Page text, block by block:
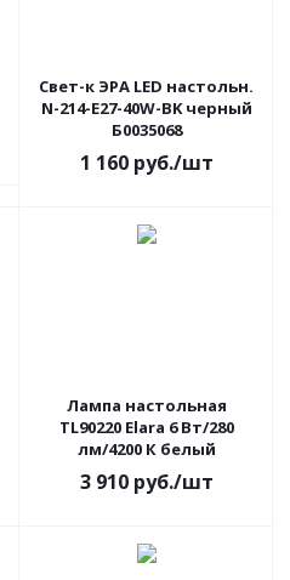
Свет-к ЭРА LED настольн.
N-214-E27-40W-BK черный
Б0035068
1 160руб./шт
Лампа настольная
TL90220 Elara 6 Вт/280
лм/4200 К белый
3 910руб./шт